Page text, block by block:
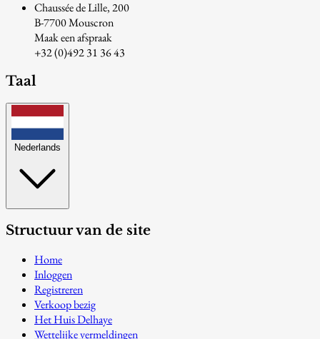
Chaussée de Lille, 200
B-7700 Mouscron
Maak een afspraak
+32 (0)492 31 36 43
Taal
Nederlands
Structuur van de site
Home
Inloggen
Registreren
Verkoop bezig
Het Huis Delhaye
Wettelijke vermeldingen